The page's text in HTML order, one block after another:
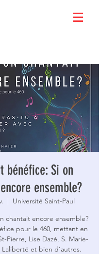
bénéfice: Si on
ensemble?
  |
Université Saint-Paul
chantait encore ensemble?
pour le 460, mettant en
Pierre, Lise Dazé, S. Marie-
Laliberté et bien d’autres.